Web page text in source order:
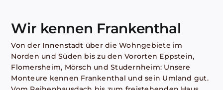
Wir kennen Frankenthal
Von der Innenstadt über die Wohngebiete im
Norden und Süden bis zu den Vororten Eppstein,
Flomersheim, Mörsch und Studernheim: Unsere
Monteure kennen Frankenthal und sein Umland gut.